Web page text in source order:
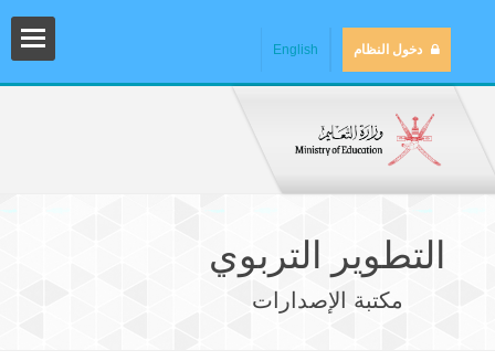
دخول النظام English
التطوير التربوي
مكتبة الإصدارات